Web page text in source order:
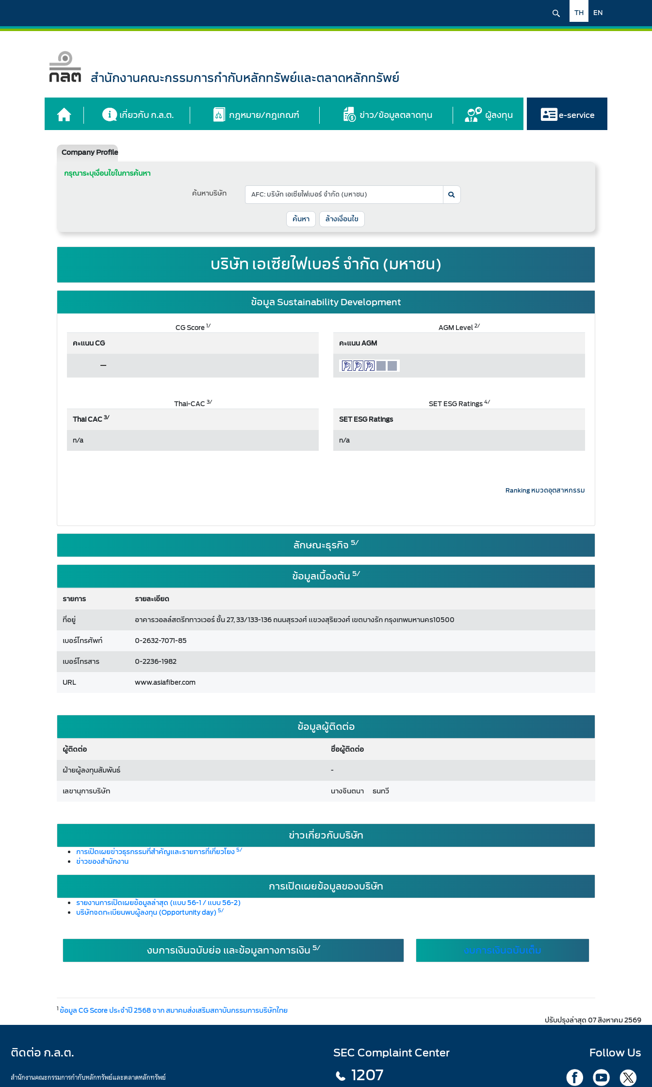
EN
TH
สำนักงานคณะกรรมการกำกับหลักทรัพย์และตลาดหลักทรัพย์
เกี่ยวกับ ก.ล.ต. กฎหมาย/กฎเกณฑ์ ข่าว/ข้อมูลตลาดทุน ผู้ลงทุน e-service
Company Profile
กรุณาระบุเงื่อนไขในการค้นหา
ค้นหาบริษัท
ล้างเงื่อนไข
บริษัท เอเซียไฟเบอร์ จำกัด (มหาชน)
ข้อมูล Sustainability Development
CG Score1/
คะแนน CG
AGM Level2/
คะแนน AGM
Thai-CAC 3/
Thai CAC3/
n/a
SET ESG Ratings4/
SET ESG Ratings
n/a
Ranking หมวดอุตสาหกรรม
ลักษณะธุรกิจ 5/
ข้อมูลเบื้องต้น 5/
รายการ
รายละเอียด
ที่อยู่
อาคารวอลล์สตรีททาวเวอร์ ชั้น 27, 33/133-136 ถนนสุรวงศ์ แขวงสุริยวงศ์ เขตบางรัก กรุงเทพมหานคร10500
เบอร์โทรศัพท์
0-2632-7071-85
เบอร์โทรสาร
0-2236-1982
URL
www.asiafiber.com
ข้อมูลผู้ติดต่อ
ผู้ติดต่อ
ชื่อผู้ติดต่อ
ฝ่ายผู้ลงทุนสัมพันธ์
-
เลขานุการบริษัท
นางจินตนา ธนทวี
ข่าวเกี่ยวกับบริษัท
การเปิดเผยข่าวธุรกรรมที่สำคัญและรายการที่เกี่ยวโยง5/
ข่าวของสำนักงาน
การเปิดเผยข้อมูลของบริษัท
รายงานการเปิดเผยข้อมูลล่าสุด (แบบ 56-1 / แบบ 56-2)
บริษัทจดทะเบียนพบผู้ลงทุน (Opportunity day) 5/
งบการเงินฉบับย่อ และข้อมูลทางการเงิน 5/ งบการเงินฉบับเต็ม
1 ข้อมูล CG Score ประจำปี 2568 จาก สมาคมส่งเสริมสถาบันกรรมการบริษัทไทย
ปรับปรุงล่าสุด 07 สิงหาคม 2569
ติดต่อ ก.ล.ต.
สำนักงานคณะกรรมการกำกับหลักทรัพย์และตลาดหลักทรัพย์
SEC Complaint Center
1207
Follow Us